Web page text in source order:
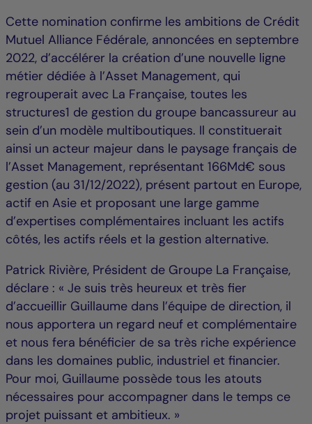
Cette nomination confirme les ambitions de Crédit
Mutuel Alliance Fédérale, annoncées en septembre
2022, d’accélérer la création d’une nouvelle ligne
métier dédiée à l’Asset Management, qui
regrouperait avec La Française, toutes les
structures1 de gestion du groupe bancassureur au
sein d’un modèle multiboutiques. Il constituerait
ainsi un acteur majeur dans le paysage français de
l’Asset Management, représentant 166Md€ sous
gestion (au 31/12/2022), présent partout en Europe,
actif en Asie et proposant une large gamme
d’expertises complémentaires incluant les actifs
côtés, les actifs réels et la gestion alternative.
Patrick Rivière, Président de Groupe La Française,
déclare : « Je suis très heureux et très fier
d’accueillir Guillaume dans l’équipe de direction, il
nous apportera un regard neuf et complémentaire
et nous fera bénéficier de sa très riche expérience
dans les domaines public, industriel et financier.
Pour moi, Guillaume possède tous les atouts
nécessaires pour accompagner dans le temps ce
projet puissant et ambitieux. »